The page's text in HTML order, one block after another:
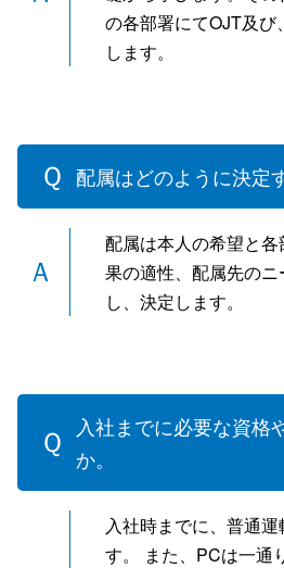
の各部署にてOJT及
します。
配属はどのように決定
配属は本人の希望と
果の適性、配属先の
し、決定します。
入社までに必要な資格
か。
入社時までに、普通
す。 また、PCは一通